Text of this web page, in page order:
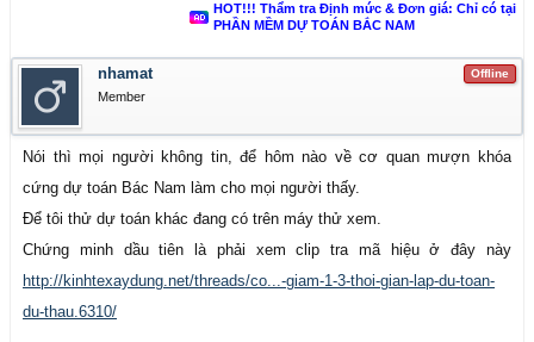
HOT!!! Thẩm tra Định mức & Đơn giá: Chỉ có tại
PHẦN MỀM DỰ TOÁN BẮC NAM
Offline
nhamat
Member
Nói thì mọi người không tin, để hôm nào về cơ quan mượn khóa
cứng dự toán Bác Nam làm cho mọi người thấy.
Để tôi thử dự toán khác đang có trên máy thử xem.
Chứng minh dầu tiên là phải xem clip tra mã hiệu ở đây này
http://kinhtexaydung.net/threads/co...-giam-1-3-thoi-gian-lap-du-toan-
du-thau.6310/